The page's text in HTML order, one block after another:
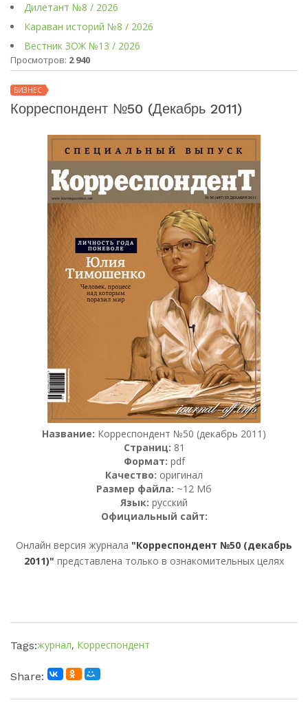
Дилетант №8 / 2026
Караван историй №8 / 2026
Вестник ЗОЖ №13 / 2026
Просмотров: 2 940
БИЗНЕС
Корреспондент №50 (декабрь 2011)
Название: Корреспондент №50 (декабрь 2011)
Страниц: 81
Формат: pdf
Качество: оригинал
Размер файла: ~12 Мб
Язык: русский
Официальный сайт:
Онлайн версия журнала "Корреспондент №50 (декабрь
2011)" представлена только в ознакомительных целях
Tags:журнал, Корреспондент
Share: